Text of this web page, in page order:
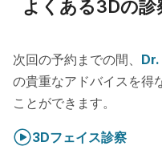
よくある3Dの診
次回の予約までの間、
の貴重なアドバイスを得
ことができます。
3Dフェイス診察